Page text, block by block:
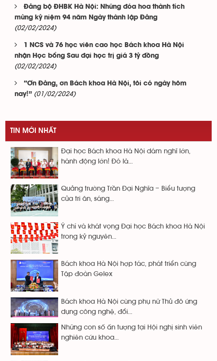
Đảng bộ ĐHBK Hà Nội: Những đóa hoa thành tích
mừng kỷ niệm 94 năm Ngày thành lập Đảng
(02/02/2024)
1 NCS và 76 học viên cao học Bách khoa Hà Nội
nhận Học bổng Sau đại học trị giá 3 tỷ đồng
(02/02/2024)
“Ơn Đảng, ơn Bách khoa Hà Nội, tôi có ngày hôm
nay!” (01/02/2024)
TIN MỚI NHẤT
Đại học Bách khoa Hà Nội dám nghĩ lớn,
hành động lớn! Đó là...
Quảng trường Trần Đại Nghĩa – Biểu tượng
của tri ân, sáng...
Ý chí và khát vọng Đại học Bách khoa Hà Nội
trong kỷ nguyên...
Bách khoa Hà Nội hợp tác, phát triển cùng
Tập đoàn Gelex
Bách khoa Hà Nội cùng phụ nữ Thủ đô ứng
dụng công nghệ, đổi...
Những con số ấn tượng tại Hội nghị sinh viên
nghiên cứu khoa...